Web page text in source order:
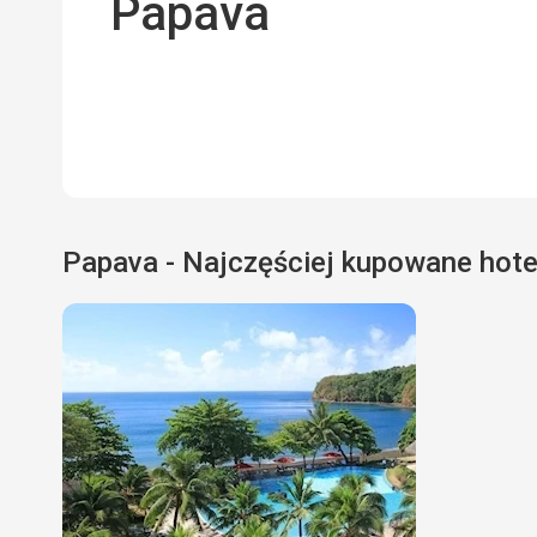
Papava
Papava - Najczęściej kupowane